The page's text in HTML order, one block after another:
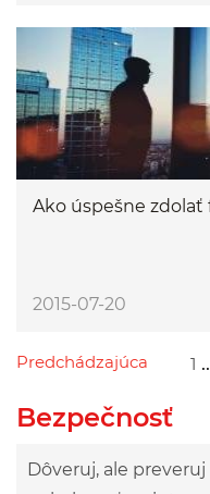
Ako úspešne zdolať
2015-07-20
Predchádzajúca
Przejdź do poprzedniej strony 1
Bezpečnosť
Dôveruj, ale